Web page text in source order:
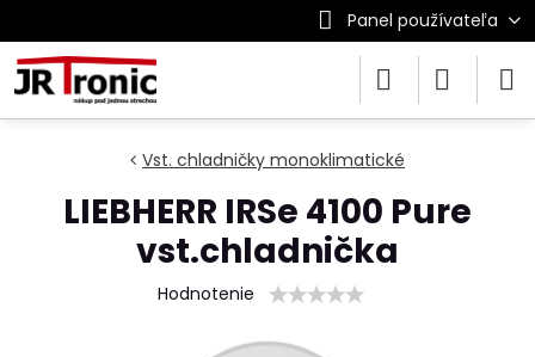
Panel používateľa
Vst. chladničky monoklimatické
LIEBHERR IRSe 4100 Pure
vst.chladnička
Hodnotenie